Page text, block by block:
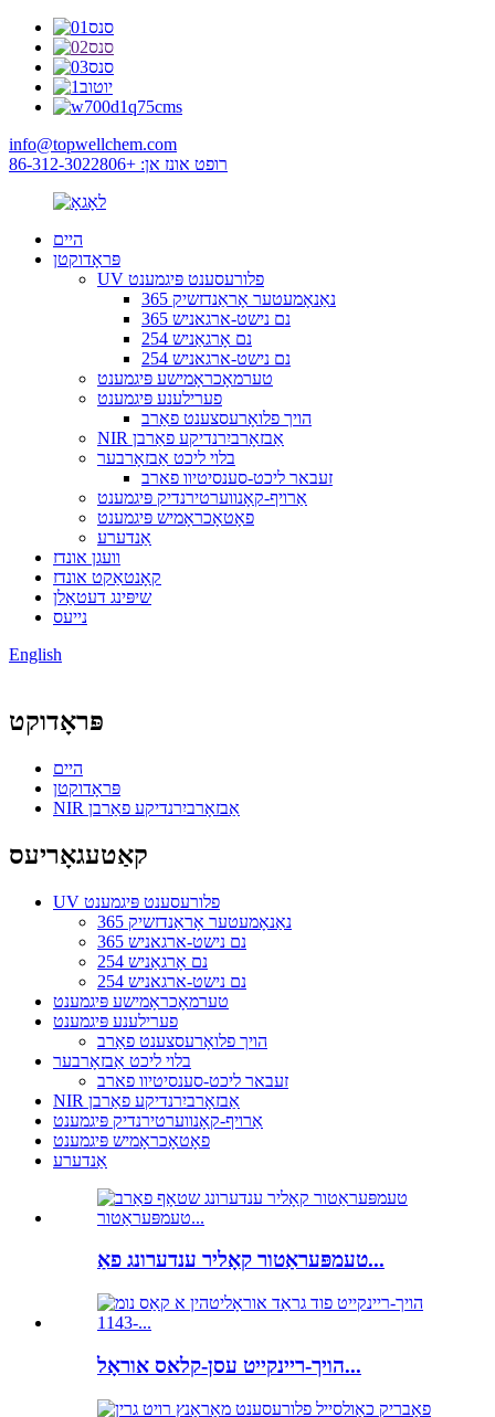
info@topwellchem.com
רופט אונז אן: +86-312-3022806
היים
פּראָדוקטן
UV פלורעסענט פּיגמענט
365 נאַנאָמעטער אָראַנדזשיק
365 נם נישט-ארגאניש
254 נם אָרגאַניש
254 נם נישט-ארגאניש
טערמאָכראָמישע פּיגמענט
פערילענע פּיגמענט
הויך פלואָרעסצענט פאַרב
NIR אַבזאָרביִרנדיקע פאַרבן
בלוי ליכט אַבזאָרבער
זעבאר ליכט-סענסיטיוו פארב
אַרויף-קאָנווערטירנדיק פּיגמענט
פאָטאָכראָמיש פּיגמענט
אַנדערע
וועגן אונדז
קאָנטאַקט אונדז
שיפּינג דעטאַלן
נייעס
English
פּראָדוקט
היים
פּראָדוקטן
NIR אַבזאָרביִרנדיקע פאַרבן
קאַטעגאָריעס
UV פלורעסענט פּיגמענט
365 נאַנאָמעטער אָראַנדזשיק
365 נם נישט-ארגאניש
254 נם אָרגאַניש
254 נם נישט-ארגאניש
טערמאָכראָמישע פּיגמענט
פערילענע פּיגמענט
הויך פלואָרעסצענט פאַרב
בלוי ליכט אַבזאָרבער
זעבאר ליכט-סענסיטיוו פארב
NIR אַבזאָרביִרנדיקע פאַרבן
אַרויף-קאָנווערטירנדיק פּיגמענט
פאָטאָכראָמיש פּיגמענט
אַנדערע
טעמפּעראַטור קאָליר ענדערונג פאַ...
הויך-ריינקייט עסן-קלאס אוראָל...